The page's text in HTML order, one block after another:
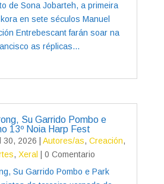
de Sona Jobarteh, a primeira
en sete séculos Manuel
Entrebescant farán soar na
as réplicas...
Su Garrido Pombo e
13º Noia Harp Fest
30, 2026 Autores/as, Creación,
, Xeral
| 0 Comentario
Su Garrido Pombo e Park